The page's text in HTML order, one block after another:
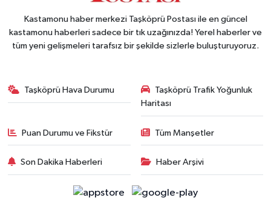
Kastamonu haber merkezi Taşköprü Postası ile en güncel
kastamonu haberleri sadece bir tık uzağınızda! Yerel haberler ve
tüm yeni gelişmeleri tarafsız bir şekilde sizlerle buluşturuyoruz.
Taşköprü Hava Durumu
Taşköprü Trafik Yoğunluk
Haritası
Puan Durumu ve Fikstür Tüm Manşetler
Son Dakika Haberleri Haber Arşivi